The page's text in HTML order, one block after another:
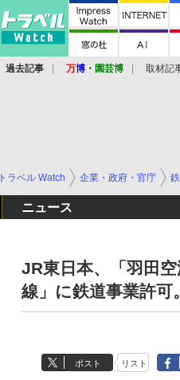
過去記事 万博 ・ 園芸博 取材記
トラベル Watch 企業・政府・官庁
ニュース
JR東日本、「羽田
線」に鉄道事業許可
ポスト リスト